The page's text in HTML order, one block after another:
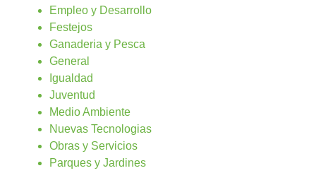
Empleo y Desarrollo
Festejos
Ganaderia y Pesca
General
Igualdad
Juventud
Medio Ambiente
Nuevas Tecnologias
Obras y Servicios
Parques y Jardines